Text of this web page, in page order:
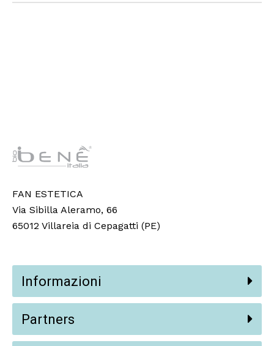
FAN ESTETICA
Via Sibilla Aleramo, 66
65012 Villareia di Cepagatti (PE)
Informazioni
Partners